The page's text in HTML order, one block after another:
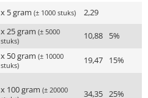
x 5 gram (± 1000 stuks)
2,29
x 25 gram (± 5000
stuks)
10,88
5%
x 50 gram (± 10000
stuks)
19,47
15%
x 100 gram (± 20000
34,35 25%